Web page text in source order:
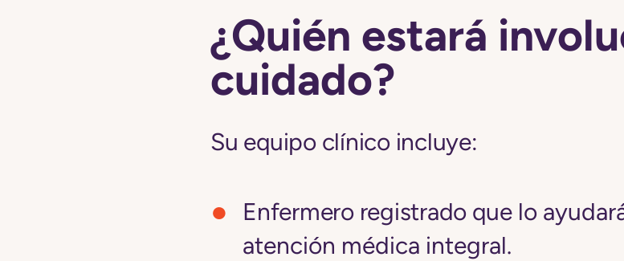
¿Quién estará
cuidado?
Su equipo clínico incluye:
Enfermero registrado que lo
atención médica integral.